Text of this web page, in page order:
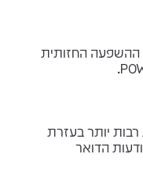
החזותית
יותר בעזרת
הדואר